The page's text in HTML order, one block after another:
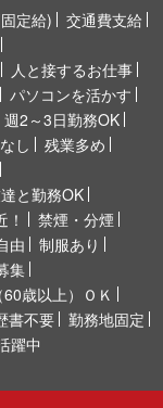
定給)
交通費支給
人と接するお仕事
パソコンを活かす
週2～3日勤務OK
し
残業多め
と勤務OK
！
禁煙・分煙
由
制服あり
集
歳以上）ＯＫ
書不要
勤務地固定
躍中